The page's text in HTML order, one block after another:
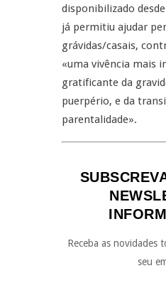
disponibilizado
já permitiu ajudar
grávidas/casais,
«uma vivência mais
gratificante da
puerpério, e da
parentalidade».
Receba as novidades
seu